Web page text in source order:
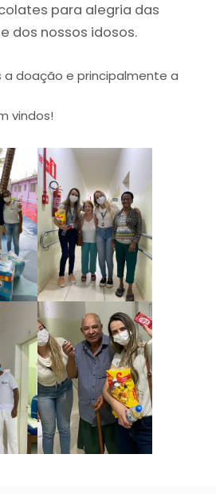
para alegria das
dos nossos idosos.
a doação e principalmente a
vindos!